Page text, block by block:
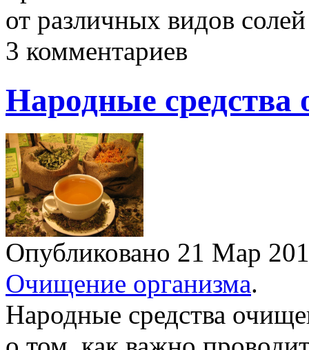
от различных видов
3 комментариев
Народные средства
Опубликовано 21 Мар
Очищение организма.
Народные средства